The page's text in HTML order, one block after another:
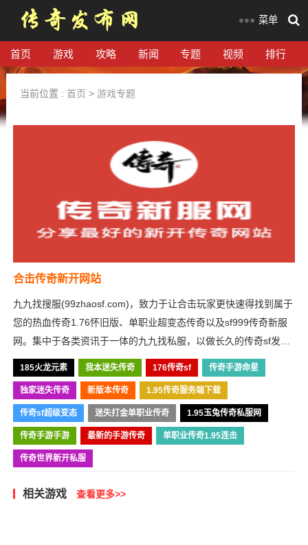
菜单
首页 游戏 攻略 新闻 专题 视频 排行
当前位置 : 首页 > 游戏专题
合击传奇新开网站
九九找搜服(99zhaosf.com)，致力于让合击玩家更快速得找到属于
您的热血传奇1.76怀旧版、单职业超变态传奇以及sf999传奇新服
网。集中于各类资讯于一体的九九找私服，以做长久的传奇sf发布
网为目标，我们必将战斗到底！
185火龙元素 我本迷失传奇 176传奇sf 传奇手游命星
独家迷失传奇 新版本传奇 1.95传奇服务端下载
传奇sf超级变态 迷失打金单职业传奇 1.95玉兔传奇私服网
传奇手游手游 最新的手游传奇 单职业传奇1.95连击
传奇世界新开私服
相关游戏 查看更多>>